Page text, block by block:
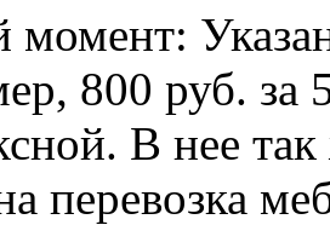
800 руб. за
В нее
перевозка